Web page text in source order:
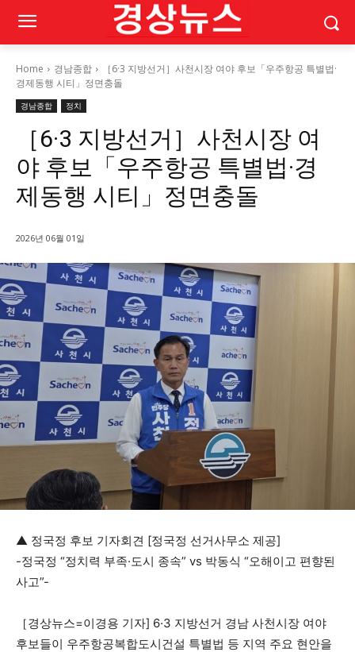
Home 경남종합
［6·3 지방선거］사천시장 여야 후보「우주항공 특별법·
경제동행 시티」정면충돌
경남종합 정치
［6·3 지방선거］사천시장 여
야 후보「우주항공 특별법·경
제동행 시티」정면충돌
2026년 06월 01일
▲ 정국정 후보 기자회견 [정국정 선거사무소 제공]
-정국정 “정치력 부족·도시 종속” vs 박동식 “오해이고 편향된
사고”-
［경상뉴스=이경용 기자] 6·3 지방선거 경남 사천시장 여야
후보들이 우주항공복합도시건설 특별법 등 지역 주요 현안을